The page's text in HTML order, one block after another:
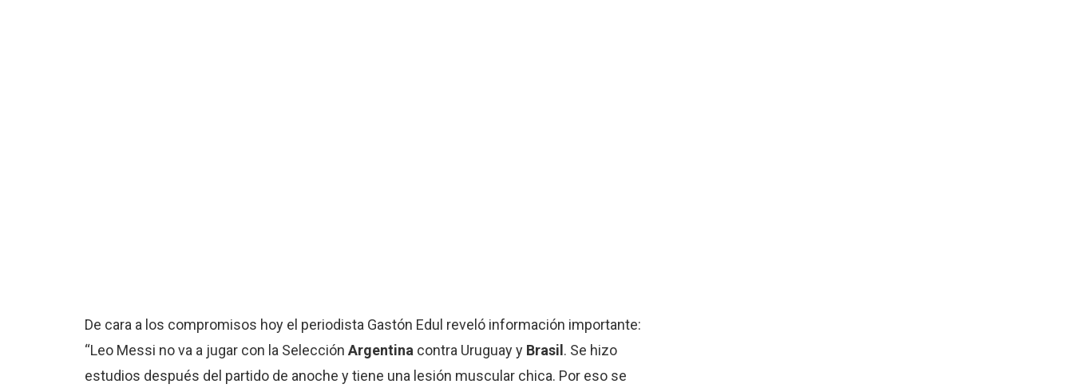
De cara a los compromisos hoy el periodista Gastón Edul reveló información importante:
“Leo Messi no va a jugar con la Selección Argentina contra Uruguay yBrasil . Se hizo
estudios después del partido de anoche y tiene una lesión muscular chica. Por eso se